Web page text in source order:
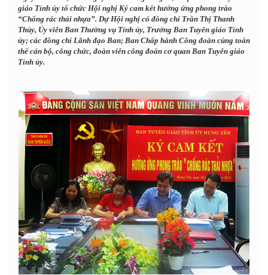
giáo Tỉnh ủy tổ chức Hội nghị Ký cam kết hưởng ứng phong trào
“Chống rác thải nhựa”. Dự Hội nghị có đồng chí Trần Thị Thanh
Thủy, Ủy viên Ban Thường vụ Tỉnh ủy, Trưởng Ban Tuyên giáo Tỉnh
ủy; các đồng chí Lãnh đạo Ban; Ban Chấp hành Công đoàn cùng toàn
thể cán bộ, công chức, đoàn viên công đoàn cơ quan Ban Tuyên giáo
Tỉnh ủy.